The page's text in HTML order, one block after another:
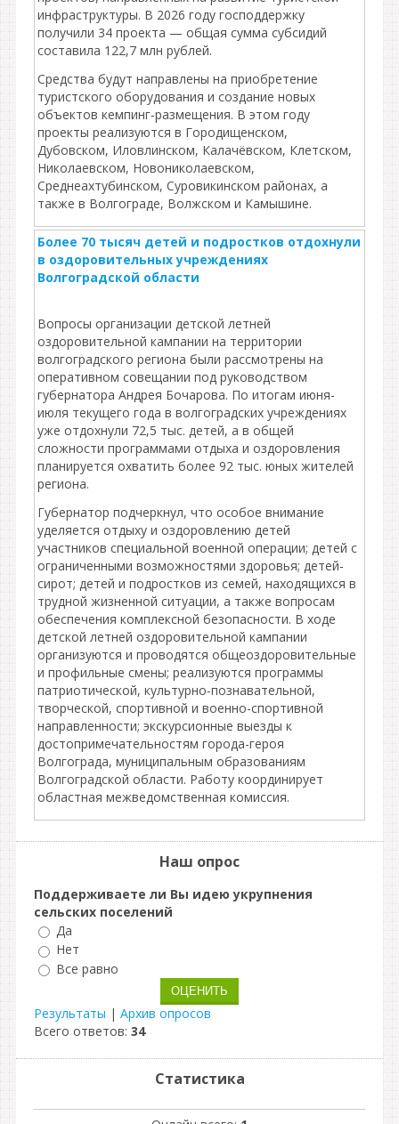
инфраструктуры. В 2026 году господдержку
получили 34 проекта — общая сумма субсидий
составила 122,7 млн рублей.
Средства будут направлены на приобретение
туристского оборудования и создание новых
объектов кемпинг‑размещения. В этом году
проекты реализуются в Городищенском,
Дубовском, Иловлинском, Калачёвском, Клетском,
Николаевском, Новониколаевском,
Среднеахтубинском, Суровикинском районах, а
также в Волгограде, Волжском и Камышине.
Более 70 тысяч детей и подростков отдохнули
в оздоровительных учреждениях
Волгоградской области
Вопросы организации детской летней
оздоровительной кампании на территории
волгоградского региона были рассмотрены на
оперативном совещании под руководством
губернатора Андрея Бочарова. По итогам июня-
июля текущего года в волгоградских учреждениях
уже отдохнули 72,5 тыс. детей, а в общей
сложности программами отдыха и оздоровления
планируется охватить более 92 тыс. юных жителей
региона.
Губернатор подчеркнул, что особое внимание
уделяется отдыху и оздоровлению детей
участников специальной военной операции; детей с
ограниченными возможностями здоровья; детей-
сирот; детей и подростков из семей, находящихся в
трудной жизненной ситуации, а также вопросам
обеспечения комплексной безопасности. В ходе
детской летней оздоровительной кампании
организуются и проводятся общеоздоровительные
и профильные смены; реализуются программы
патриотической, культурно-познавательной,
творческой, спортивной и военно-спортивной
направленности; экскурсионные выезды к
достопримечательностям города-героя
Волгограда, муниципальным образованиям
Волгоградской области. Работу координирует
областная межведомственная комиссия.
Наш опрос
Поддерживаете ли Вы идею укрупнения
сельских поселений
Да
Нет
Все равно
Результаты | Архив опросов
Всего ответов: 34
Статистика